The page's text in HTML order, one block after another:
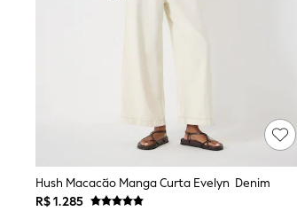
Rash Vests
Sun Safe Swimwear
Shop All Footwear
Baby & Toddler
Boots & Wellies
Hush Macacão Manga Curta Evelyn Denim
R$ 1.285